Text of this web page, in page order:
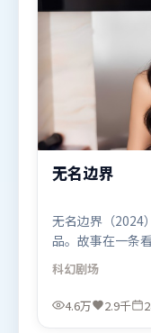
无名边界
无名边界（2024
品。故事在一条
物被迫直面过去
实验感，配乐与
雨、宋康昊、秦
科幻剧场
4.6万 2.9千